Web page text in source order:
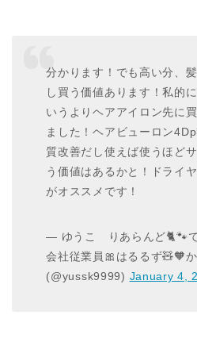
分かります！でも高い分、
し買う価値あります！私的
いうよりヘアアイロン先に
ました！ヘアビューロン
質改善だし使えば使うほど
う価値はあるかと！ドライ
がオススメです！
— ゆうこ りあらんど🐈🐾
会社従業員🎀はるるず🧸🧡
(@yussk9999) January 4,